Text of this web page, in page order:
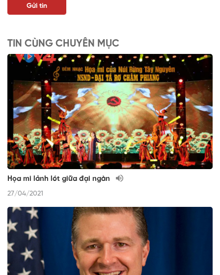
TIN CÙNG CHUYÊN MỤC
Họa mi lảnh lót giữa đại ngàn
27/04/2021